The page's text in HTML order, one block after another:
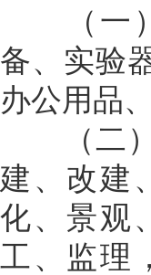
（一）
备、实验
办公用品
（二）
建、改建
化、景观
工、监理